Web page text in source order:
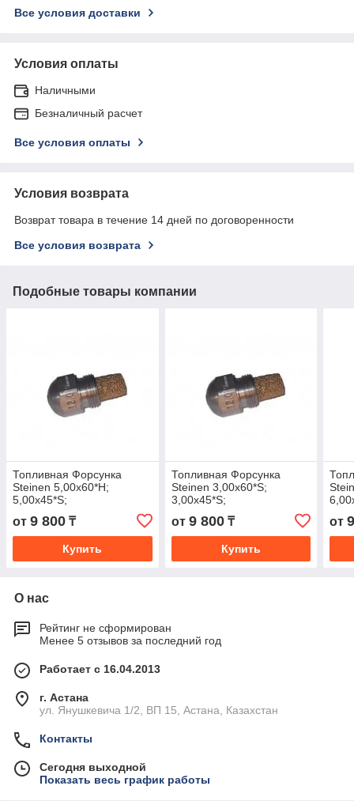
Все условия доставки
Условия оплаты
Наличными
Безналичный расчет
Все условия оплаты
Условия возврата
Возврат товара в течение 14 дней по договоренности
Все условия возврата
Подобные товары компании
Топливная Форсунка
Steinen 5,00х60*Н;
5,00х45*S;
от 9 800 ₸
Купить
Топливная Форсунка
Steinen 3,00х60*S;
3,00х45*S;
от 9 800₸
Купить
от
О нас
Рейтинг не сформирован
Менее 5 отзывов за последний год
Работает с 16.04.2013
г. Астана
ул. Янушкевича 1/2, ВП 15, Астана, Казахстан
Контакты
Сегодня выходной
Показать весь график работы